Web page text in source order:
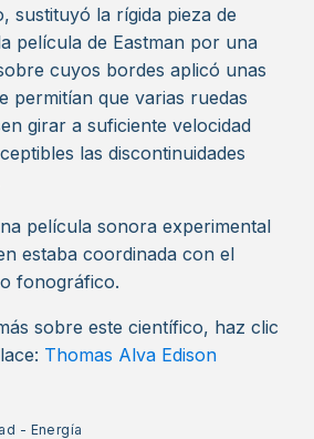
sustituyó la rígida pieza de
película de Eastman por una
cuyos bordes aplicó unas
permitían que varias ruedas
girar a suficiente velocidad
las discontinuidades
película sonora experimental
estaba coordinada con el
fonográfico.
sobre este científico, haz clic
Thomas Alva Edison
- Energía